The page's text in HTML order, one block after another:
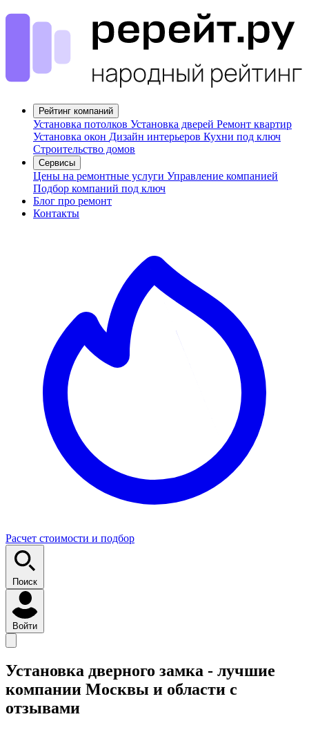
Рейтинг компаний
Установка потолков Установка дверей Ремонт квартир
Установка окон Дизайн интерьеров Кухни под ключ
Строительство домов
Сервисы
Цены на ремонтные услуги Управление компанией
Подбор компаний под ключ
Блог про ремонт
Контакты
Расчет стоимости и подбор
Поиск
Войти
Установка дверного замка - лучшие
компании Москвы и области с
отзывами